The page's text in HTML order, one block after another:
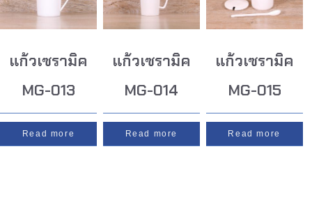
แก้วเซรามิค
MG-013
Read more
แก้วเซรามิค
MG-014
Read more
แก้วเซรามิค
MG-015
Read more